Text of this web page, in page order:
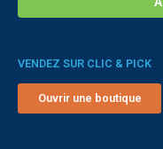
VENDEZ SUR CLIC & PICK
Ouvrir une boutique